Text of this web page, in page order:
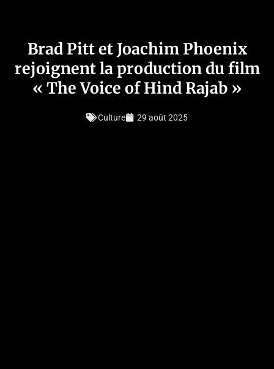
Brad Pitt et Joachim Phoenix
rejoignent la production du film
« The Voice of Hind Rajab »
Culture 29 août 2025